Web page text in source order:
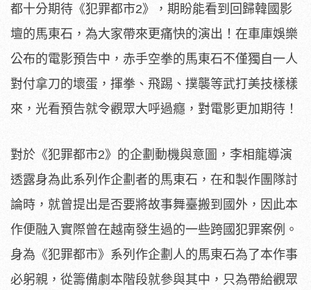
都十分期待《犯罪都市2》， 期盼能看到回歸韓國影
壇的馬東石，為大家帶來更痛快的演出！ 在車庫娛樂
公布的電影預告中， 赤手空拳的馬東石不僅獨自一人
對付拿刀的壞蛋，揮拳、飛踢、 撲襲等武打美技樣樣
來，光看預告就令觀眾大呼過癮， 對電影更加期待！
對於《犯罪都市2》的企劃動機與意圖， 李相龍導演
透露身為此系列作企劃者的馬東石， 在和製作團隊討
論時，就曾提出是否要將故事舞臺搬到國外， 因此本
作便融入實際曾在越南發生過的一些跨國犯罪案例。
身為《犯罪都市》系列作企劃人的馬東石為了本作事
必躬親， 從籌備劇本階段就參與其中，只為帶給觀眾